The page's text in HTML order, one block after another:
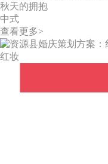
秋天的拥抱
中式
查看更多>
红妆